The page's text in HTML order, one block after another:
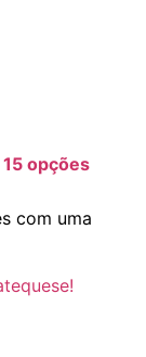
opções
com uma